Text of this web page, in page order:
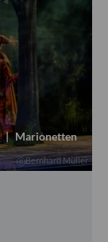
| Marionetten
Bernhard Müller